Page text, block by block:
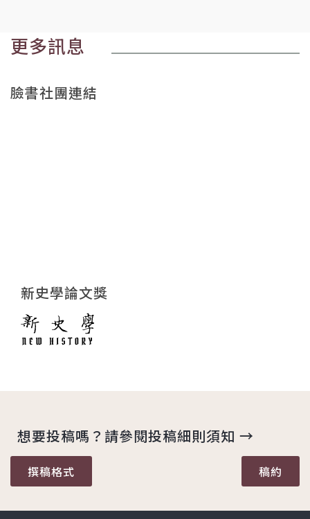
更多訊息
臉書社團連結
新史學論文獎
想要投稿嗎？請參閱投稿細則須知 →
撰稿格式 稿約